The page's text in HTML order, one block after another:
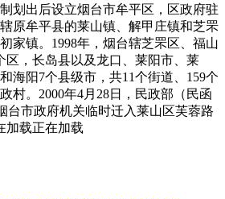
划出后设立烟台市牟平区，区政府驻
原牟平县的莱山镇、解甲庄镇和芝罘
家镇。1998年，烟台辖芝罘区、福山
区，长岛县以及龙口、莱阳市、莱
海阳7个县级市，共11个街道、159个
村。2000年4月28日，民政部（民函
台市政府机关临时迁入莱山区芙蓉路
加载正在加载